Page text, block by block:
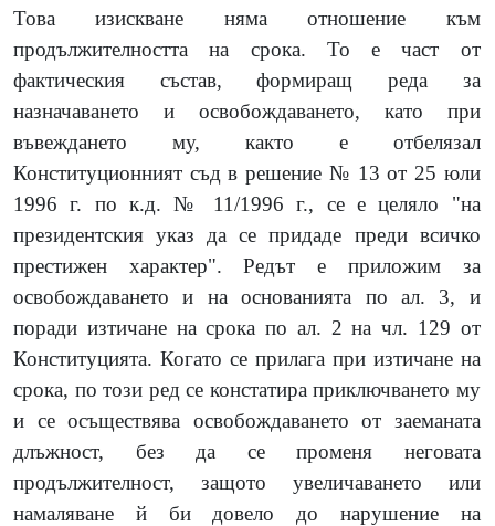
Това изискване няма отношение към
продължителността на срока. То е част от
фактическия състав, формиращ реда за
назначаването и освобождаването, като при
въвеждането му, както е отбелязал
Конституционният съд в решение № 13от 25 юли
1996г. по к.д.№ 11/1996г., се е целяло "на
президентския указ да се придаде преди всичко
престижен характер". Редът е приложим за
освобождаването и на основанията по ал. 3, и
поради изтичане на срока по ал. 2на чл. 129 от
Конституцията. Когато се прилага при изтичане на
срока, по този ред се констатира приключването му
и се осъществява освобождаването от заеманата
длъжност, без да се променя неговата
продължителност, защото увеличаването или
намаляване й би довело до нарушение на